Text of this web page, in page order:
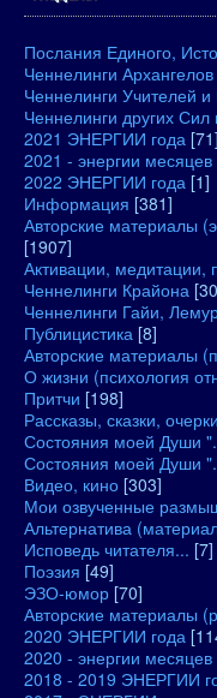
Послания Единого,
Ченнелинги Архангелов
Ченнелинги Учителей
Ченнелинги других Сил
2021 ЭНЕРГИИ года [71]
2021 - энергии месяцев
2022 ЭНЕРГИИ года [1]
Информация [381]
Авторские материалы
[1907]
Активации, медитации,
Ченнелинги Крайона
Ченнелинги Гайи,
Публицистика [8]
Авторские материалы
О жизни (психология
Притчи [198]
Рассказы, сказки,
Состояния моей Души
Состояния моей Души
Видео, кино [303]
Мои озвученные
Альтернатива
Исповедь читателя... [7]
Поэзия [49]
ЭЗО-юмор [70]
Авторские материалы
2020 ЭНЕРГИИ года
2020 - энергии месяцев
2018 - 2019 ЭНЕРГИИ